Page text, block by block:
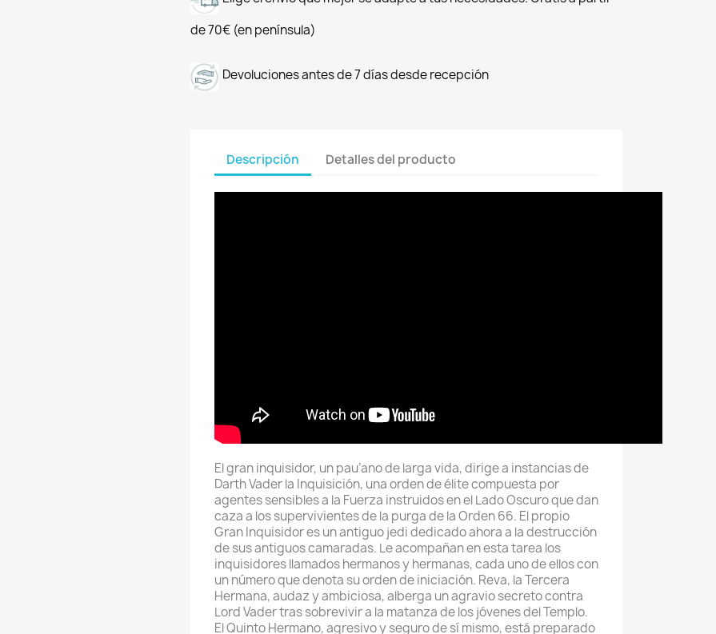
de 70€ (en península)
Devoluciones antes de 7 días desde recepción
Descripción Detalles del producto
El gran inquisidor, un pau’ano de larga vida, dirige a instancias de
Darth Vader la Inquisición, una orden de élite compuesta por
agentes sensibles a la Fuerza instruidos en el Lado Oscuro que dan
caza a los supervivientes de la purga de la Orden 66. El propio
Gran Inquisidor es un antiguo jedi dedicado ahora a la destrucción
de sus antiguos camaradas. Le acompañan en esta tarea los
inquisidores llamados hermanos y hermanas, cada uno de ellos con
un número que denota su orden de iniciación. Reva, la Tercera
Hermana, audaz y ambiciosa, alberga un agravio secreto contra
Lord Vader tras sobrevivir a la matanza de los jóvenes del Templo.
El Quinto Hermano, agresivo y seguro de sí mismo, está preparado